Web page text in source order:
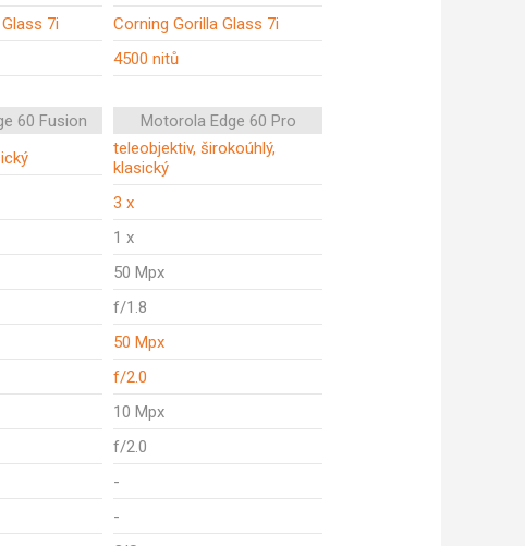
7i
Corning Gorilla Glass 7i
4500 nitů
60 Fusion
Motorola Edge 60 Pro
teleobjektiv, širokoúhlý,
klasický
3 x
1 x
50 Mpx
f/1.8
50 Mpx
f/2.0
10 Mpx
f/2.0
-
-